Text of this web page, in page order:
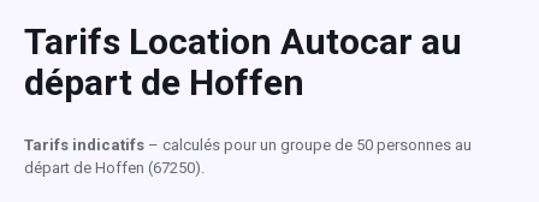
Tarifs Location Autocar au
départ de Hoffen
Tarifs indicatifs – calculés pour un groupe de 50 personnes au
départ de Hoffen (67250).